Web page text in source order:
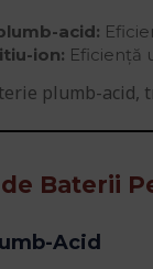
acid:
ion: Eficiență
plumb-acid,
Baterii
Acid